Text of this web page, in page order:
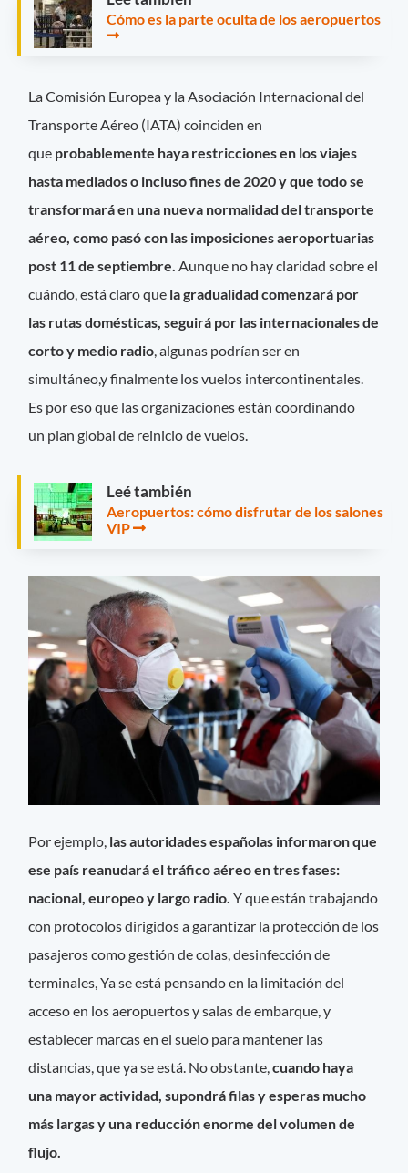
Cómo es la parte oculta de los aeropuertos
La Comisión Europea y la Asociación Internacional del
Transporte Aéreo (IATA) coinciden en
que probablemente haya restricciones en los viajes
hasta mediados o incluso fines de 2020 y que todo se
transformará en una nueva normalidad del transporte
aéreo, como pasó con las imposiciones aeroportuarias
post 11 de septiembre.Aunque no hay claridad sobre el
cuándo, está claro que la gradualidad comenzará por
las rutas domésticas, seguirá por las internacionales de
corto y medio radio, algunas podrían ser en
simultáneo,y finalmente los vuelos intercontinentales.
Es por eso que las organizaciones están coordinando
un plan global de reinicio de vuelos.
Leé también
Aeropuertos: cómo disfrutar de los salones
VIP
Por ejemplo, las autoridades españolas informaron que
ese país reanudará el tráfico aéreo en tres fases:
nacional, europeo y largo radio. Y que están trabajando
con protocolos dirigidos a garantizar la protección de los
pasajeros como gestión de colas, desinfección de
terminales, Ya se está pensando en la limitación del
acceso en los aeropuertos y salas de embarque, y
establecer marcas en el suelo para mantener las
distancias, que ya se está. No obstante,cuando haya
una mayor actividad, supondrá filas y esperas mucho
más largas y una reducción enorme del volumen de
flujo.